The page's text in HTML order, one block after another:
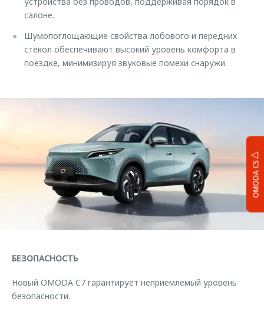
OMODA C5
салоне.
Шумопоглощающие свойства лобового и передних
стекол обеспечивают высокий уровень комфорта в
поездке, минимизируя звуковые помехи снаружи.
БЕЗОПАСНОСТЬ
Новый OMODA C7 гарантирует неприемлемый уровень
безопасности.